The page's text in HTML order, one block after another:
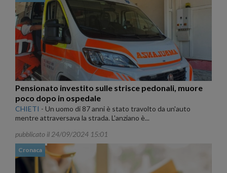
Pensionato investito sulle strisce pedonali, muore
poco dopo in ospedale
CHIETI - Un uomo di 87 anni è stato travolto da un'auto
mentre attraversava la strada. L'anziano è...
pubblicato il 24/09/2024 15:01
Cronaca